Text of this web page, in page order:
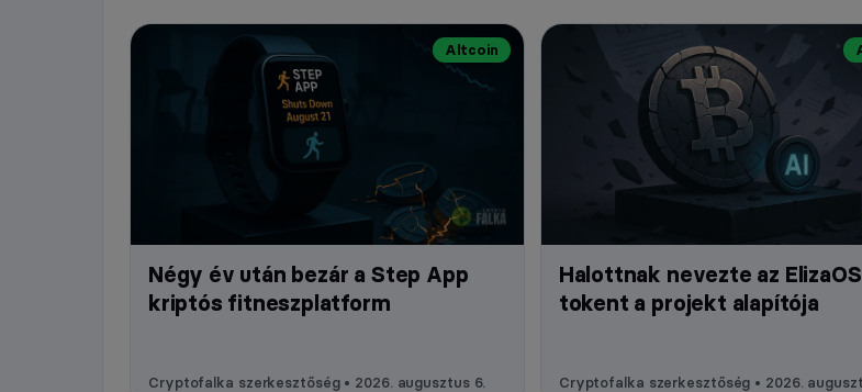
Altcoin
Négy év után bezár a Step App
kriptós fitneszplatform
Cryptofalka szerkesztőség • 2026. augusztus 6.
Halottnak nevezte az ElizaOS
tokent a projekt alapítója
Cryptofalka szerkesztőség • 2026.